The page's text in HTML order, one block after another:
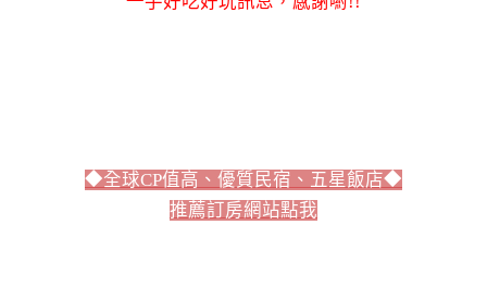
◆全球CP值高、優質民宿、五星飯店◆
推薦訂房網站點我